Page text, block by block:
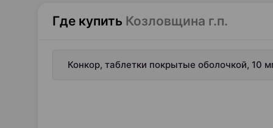
Где купить Козловщина г.п.
Конкор, таблетки покрытые оболочкой, 10